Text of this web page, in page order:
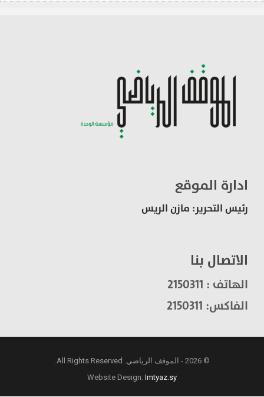
ادارة الموقع
رئيس التحرير: مازن الريس
الاتصال بنا
الهاتف : 2150311
الفاكس: 2150311
© 2026 - الموقف الرياضي. All Rights Reserved.
Website Design:Imtyaz.sy